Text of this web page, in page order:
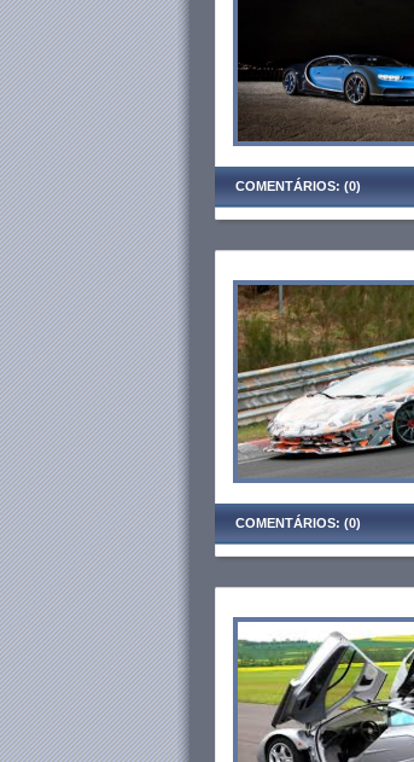
COMENTÁRIOS: (0)
COMENTÁRIOS: (0)